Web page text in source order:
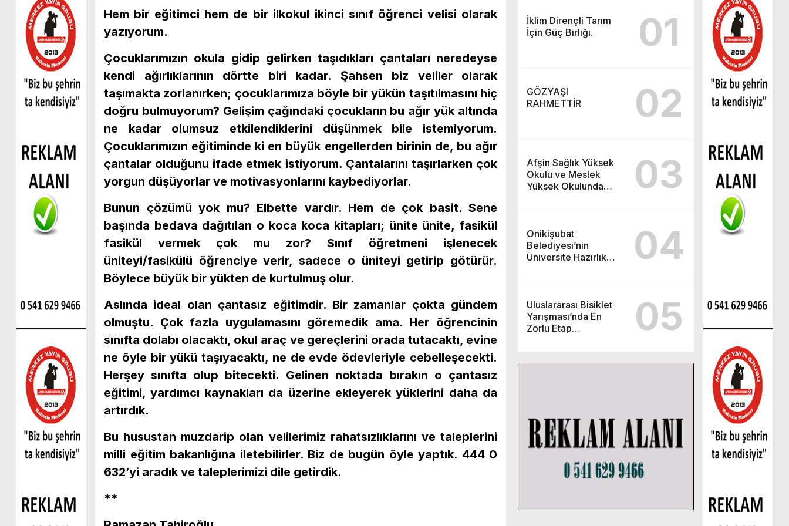
İklim Dirençli Tarım
İçin Güç Birliği.
01
GÖZYAŞI
RAHMETTİR
02
Afşin Sağlık Yüksek
Okulu ve Meslek
Yüksek Okulunda
03
Onikişubat
Belediyesi’nin
Üniversite Hazırlık
04
Uluslararası Bisiklet
Yarışması’nda En
Zorlu Etap
05
Hem bir eğitimci hem de bir ilkokul ikinci sınıf öğrenci velisi olarak
yazıyorum.
Çocuklarımızın okula gidip gelirken taşıdıkları çantaları neredeyse
kendi ağırlıklarının dörtte biri kadar. Şahsen biz veliler olarak
taşımakta zorlanırken; çocuklarımıza böyle bir yükün taşıtılmasını hiç
doğru bulmuyorum? Gelişim çağındaki çocukların bu ağır yük altında
ne kadar olumsuz etkilendiklerini düşünmek bile istemiyorum.
Çocuklarımızın eğitiminde ki en büyük engellerden birinin de, bu ağır
çantalar olduğunu ifade etmek istiyorum. Çantalarını taşırlarken çok
yorgun düşüyorlar ve motivasyonlarını kaybediyorlar.
Bunun çözümü yok mu? Elbette vardır. Hem de çok basit. Sene
başında bedava dağıtılan o koca koca kitapları; ünite ünite, fasikül
fasikül vermek çok mu zor? Sınıf öğretmeni işlenecek
üniteyi/fasikülü öğrenciye verir, sadece o üniteyi getirip götürür.
Böylece büyük bir yükten de kurtulmuş olur.
Aslında ideal olan çantasız eğitimdir. Bir zamanlar çokta gündem
olmuştu. Çok fazla uygulamasını göremedik ama. Her öğrencinin
sınıfta dolabı olacaktı, okul araç ve gereçlerini orada tutacaktı, evine
ne öyle bir yükü taşıyacaktı, ne de evde ödevleriyle cebelleşecekti.
Herşey sınıfta olup bitecekti. Gelinen noktada bırakın o çantasız
eğitimi, yardımcı kaynakları da üzerine ekleyerek yüklerini daha da
artırdık.
Bu husustan muzdarip olan velilerimiz rahatsızlıklarını ve taleplerini
milli eğitim bakanlığına iletebilirler. Biz de bugün öyle yaptık. 444 0
632’yi aradık ve taleplerimizi dile getirdik.
**